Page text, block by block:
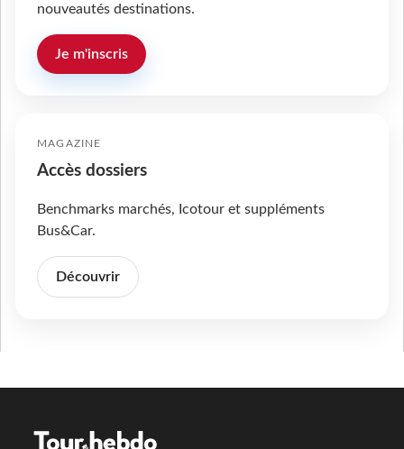
nouveautés destinations.
Je m'inscris
MAGAZINE
Accès dossiers
Benchmarks marchés, Icotour et suppléments
Bus&Car.
Découvrir